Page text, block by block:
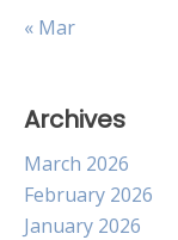
« Mar
Archives
March 2026
February 2026
January 2026